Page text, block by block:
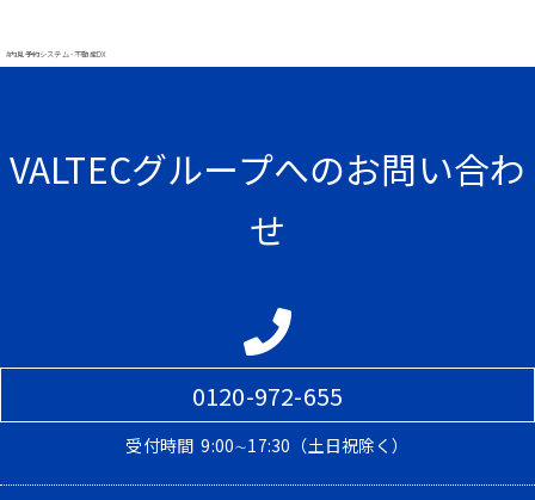
#内見予約システム - 不動産DX
VALTECグループへのお問い合わ
せ
0120-972-655
受付時間 9:00∼17:30（土日祝除く）